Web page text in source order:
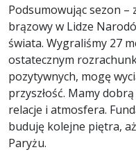
Podsumowując sezon –
brązowy w Lidze
świata. Wygraliśmy 27
ostatecznym
pozytywnych, mogę
przyszłość. Mamy
relacje i atmosfera.
buduję kolejne piętra,
Paryżu.